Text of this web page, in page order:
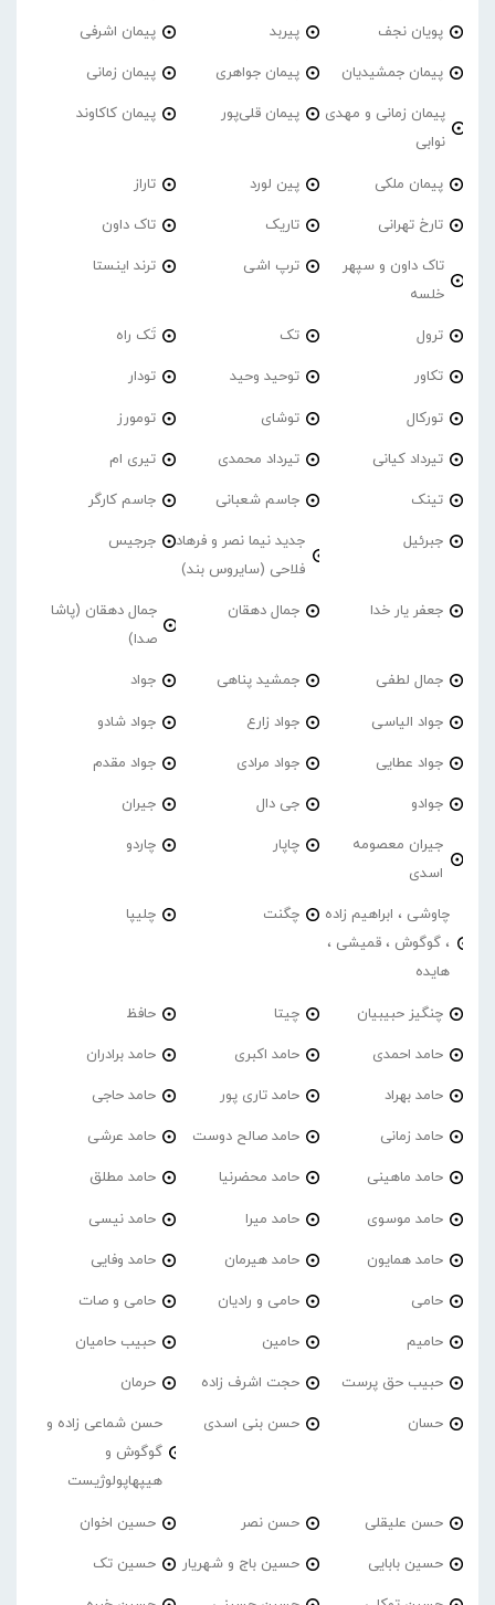
پویان نجف پیربد پیمان اشرفی
پیمان جمشیدیان پیمان جواهری پیمان زمانی
پیمان زمانی و مهدی
نوابی
پیمان قلی‌پور پیمان کاکاوند
پیمان ملکی پین لورد تاراز
تارخ تهرانی تاریک تاک داون
تاک داون و سپهر
خلسه
ترپ اشی ترند اینستا
ترول تک تَک راه
تکاور توحید وحید تودار
تورکال توشای تومورز
تیرداد کیانی تیرداد محمدی تیری ام
تینک جاسم شعبانی جاسم کارگر
جبرئیل
جدید نیما نصر و فرهاد
فلاحی (سایروس بند)
جرجیس
جعفر یار خدا جمال دهقان
جمال دهقان (پاشا
صدا)
جمال لطفی جمشید پناهی جواد
جواد الیاسی جواد زارع جواد شادو
جواد عطایی جواد مرادی جواد مقدم
جوادو جی دال جیران
جیران معصومه
اسدی
چاپار چاردو
چاوشی ، ابراهیم زاده
، گوگوش ، قمیشی ،
هایده
چگنت چلیپا
چنگیز حبیبیان چیتا حافظ
حامد احمدی حامد اکبری حامد برادران
حامد بهراد حامد تاری پور حامد حاجی
حامد زمانی حامد صالح دوست حامد عرشی
حامد ماهینی حامد محضرنیا حامد مطلق
حامد موسوی حامد میرا حامد نیسی
حامد همایون حامد هیرمان حامد وفایی
حامی حامی و رادیان حامی و صات
حامیم حامین حبیب حامیان
حبیب حق پرست حجت اشرف زاده حرمان
حسان حسن بنی اسدی
حسن شماعی زاده و
گوگوش و
هیپهاپولوژیست
حسن علیقلی حسن نصر حسین اخوان
حسین بابایی حسین باج و شهریار حسین تک